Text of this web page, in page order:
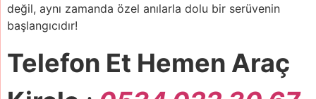
değil, aynı zamanda özel anılarla dolu bir serüvenin
başlangıcıdır!
Telefon Et Hemen Araç